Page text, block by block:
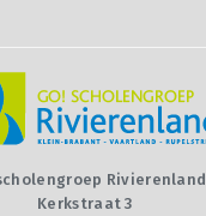
Rivierenland
Kerkstraat 3